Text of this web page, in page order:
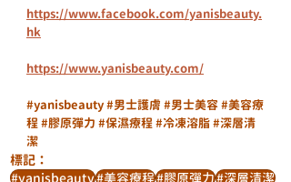
https://www.facebook.com/yanisbeauty.
hk
https://www.yanisbeauty.com/
#yanisbeauty#男士護膚 #男士美容#美容療
程#膠原彈力 #保濕療程#冷凍溶脂#深層清
潔
標記：
#yanisbeauty#美容療程#膠原彈力#深層清潔